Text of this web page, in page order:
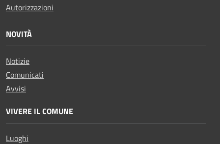
Autorizzazioni
NOVITÀ
Notizie
Comunicati
Avvisi
VIVERE IL COMUNE
Luoghi